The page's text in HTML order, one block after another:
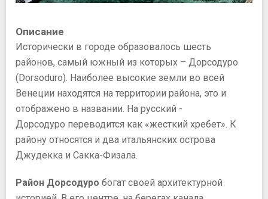
Описание
Исторически в городе образовалось шесть
районов, самый южный из которых – Дорсодуро
(Dorsoduro). Наиболее высокие земли во всей
Венеции находятся на территории района, это и
отображено в названии. На русский -
Дорсодуро переводится как «жесткий хребет». К
району относятся и два итальянских острова
Джудекка и Сакка-Физала.
Район Дорсодуро богат своей архитектурной